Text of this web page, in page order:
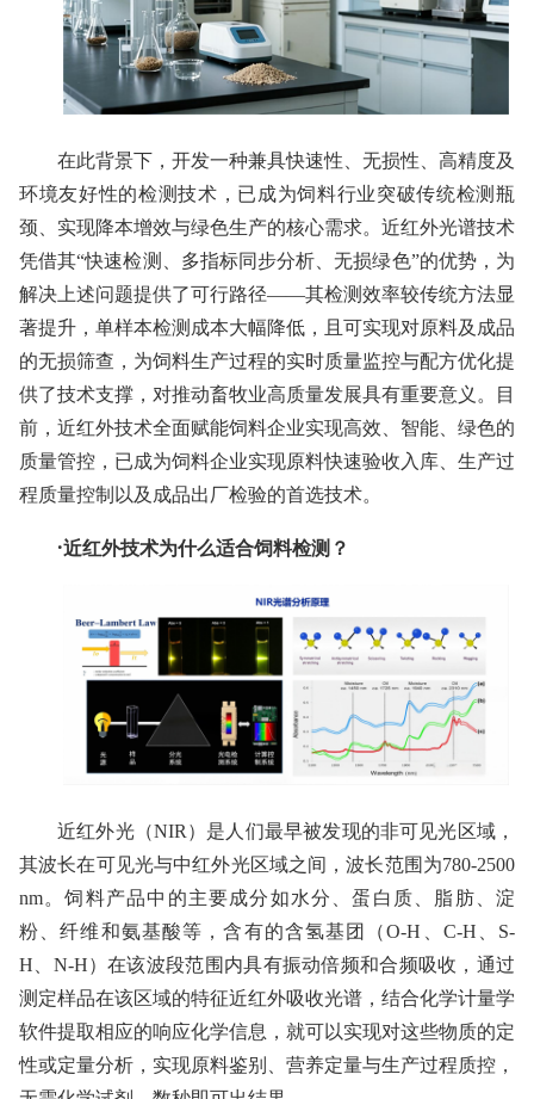
在此背景下，开发一种兼具快速性、无损性、高精度及
环境友好性的检测技术，已成为饲料行业突破传统检测瓶
颈、实现降本增效与绿色生产的核心需求。近红外光谱技术
凭借其“快速检测、多指标同步分析、无损绿色”的优势，为
解决上述问题提供了可行路径——其检测效率较传统方法显
著提升，单样本检测成本大幅降低，且可实现对原料及成品
的无损筛查，为饲料生产过程的实时质量监控与配方优化提
供了技术支撑，对推动畜牧业高质量发展具有重要意义。目
前，近红外技术全面赋能饲料企业实现高效、智能、绿色的
质量管控，已成为饲料企业实现原料快速验收入库、生产过
程质量控制以及成品出厂检验的首选技术。
·近红外技术为什么适合饲料检测？
近红外光（NIR）是人们最早被发现的非可见光区域，
其波长在可见光与中红外光区域之间，波长范围为780-2500
nm。饲料产品中的主要成分如水分、蛋白质、脂肪、淀
粉、纤维和氨基酸等，含有的含氢基团（O-H、C-H、S-
H、N-H）在该波段范围内具有振动倍频和合频吸收，通过
测定样品在该区域的特征近红外吸收光谱，结合化学计量学
软件提取相应的响应化学信息，就可以实现对这些物质的定
性或定量分析，实现原料鉴别、营养定量与生产过程质控，